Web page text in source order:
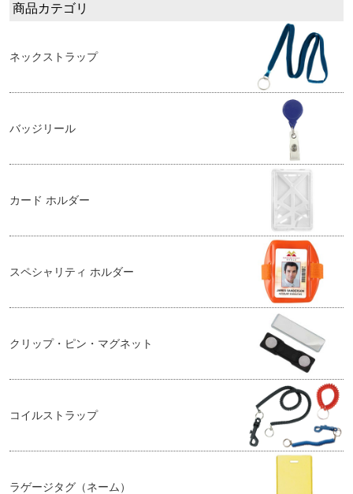
商品カテゴリ
ネックストラップ
バッジリール
カード ホルダー
スペシャリティ ホルダー
クリップ・ピン・マグネット
コイルストラップ
ラゲージタグ（ネーム）